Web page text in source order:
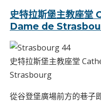
史特拉斯堡主教座
Dame de
史特拉斯堡主教座堂
Strasbourg
從谷登堡廣場前方的巷子